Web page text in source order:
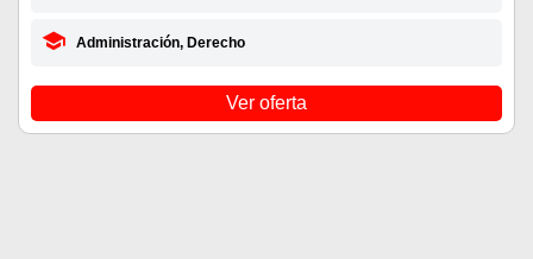
Administración, Derecho
Ver oferta